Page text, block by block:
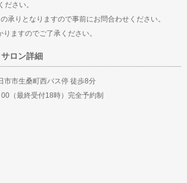
ださい。
承りとなりますので事前にお問合わせください。
ますのでご了承ください。
ロン詳細
市市生桑町西バス停 徒歩8分
（最終受付18時）完全予約制